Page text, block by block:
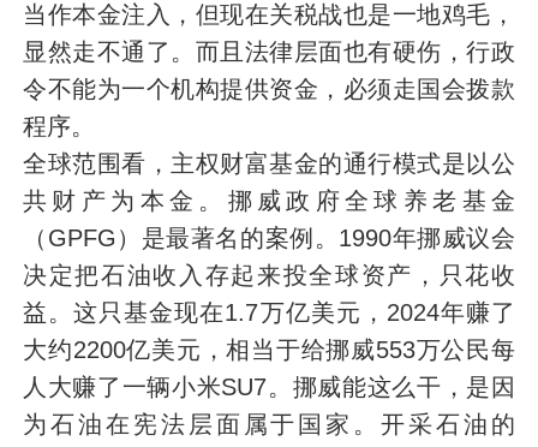
当作本金注入，但现在关税战也是一地鸡毛，
显然走不通了。而且法律层面也有硬伤，行政
令不能为一个机构提供资金，必须走国会拨款
程序。
全球范围看，主权财富基金的通行模式是以公
共财产为本金。挪威政府全球养老基金
（GPFG）是最著名的案例。1990年挪威议会
决定把石油收入存起来投全球资产，只花收
益。这只基金现在1.7万亿美元，2024年赚了
大约2200亿美元，相当于给挪威553万公民每
人大赚了一辆小米SU7。挪威能这么干，是因
为石油在宪法层面属于国家。开采石油的